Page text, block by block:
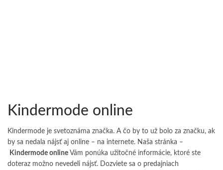
Kindermode online
Kindermode je svetoznáma značka. A čo by to už bolo za značku, ak
by sa nedala nájsť aj online – na internete. Naša stránka –
Kindermode online Vám ponúka užitočné informácie, ktoré ste
doteraz možno nevedeli nájsť. Dozviete sa o predajniach